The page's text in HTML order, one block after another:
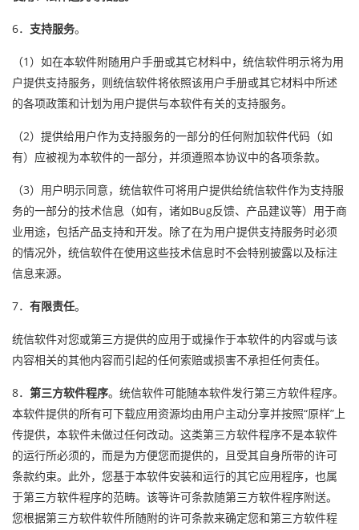
6． 支持服务。
（1）如在本软件附随用户手册或其它材料中，统信软件明示将为用
户提供支持服务，则统信软件将依照该用户手册或其它材料中所述
的各项政策和计划为用户提供与本软件有关的支持服务。
（2）提供给用户作为支持服务的一部分的任何附加软件代码（如
有）应被视为本软件的一部分，并须遵照本协议中的各项条款。
（3）用户明示同意，统信软件可将用户提供给统信软件作为支持服
务的一部分的技术信息（如有，诸如Bug反馈、产品建议等）用于商
业用途，包括产品支持和开发。除了在为用户提供支持服务时必须
的情况外，统信软件在使用这些技术信息时不会特别披露以及标注
信息来源。
7． 有限责任。
统信软件对您或第三方提供的应用于或操作于本软件的内容或与该
内容相关的其他内容而引起的任何索赔或损害不承担任何责任。
8． 第三方软件程序。统信软件可能随本软件发行第三方软件程序。
本软件提供的所有可下载应用资源均由用户主动分享并按照“原样”上
传提供，本软件未做过任何改动。这类第三方软件程序不是本软件
的运行所必须的，而是为方便您而提供的，且受其自身所带的许可
条款约束。此外，您基于本软件安装和运行的其它应用程序，也属
于第三方软件程序的范畴。该等许可条款随第三方软件程序附送。
您根据第三方软件软件所随附的许可条款来确定您和第三方软件程